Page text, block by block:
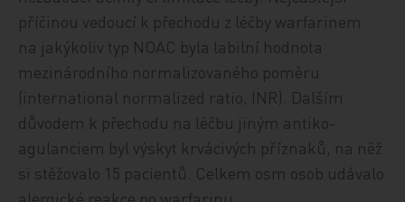
příčinou vedoucí k přechodu z léčby warfarinem
na jakýkoliv typ NOAC byla labilní hodnota
mezinárodního normalizovaného poměru
(international normalized ratio, INR). Dalším
důvodem k přechodu na léčbu jiným antiko­
agulanciem byl výskyt krvácivých příznaků, na něž
si stěžovalo 15 pacientů. Celkem osm osob udávalo
alergické reakce po warfarinu.